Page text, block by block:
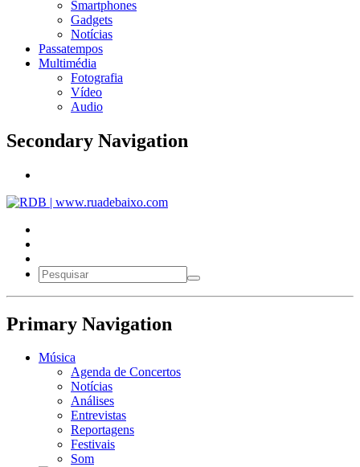
Smartphones
Gadgets
Notícias
Passatempos
Multimédia
Fotografia
Vídeo
Audio
Secondary Navigation
Primary Navigation
Música
Agenda de Concertos
Notícias
Análises
Entrevistas
Reportagens
Festivais
Som